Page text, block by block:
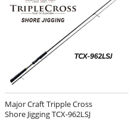
Major Craft Tripple Cross
Shore Jigging TCX-962LSJ